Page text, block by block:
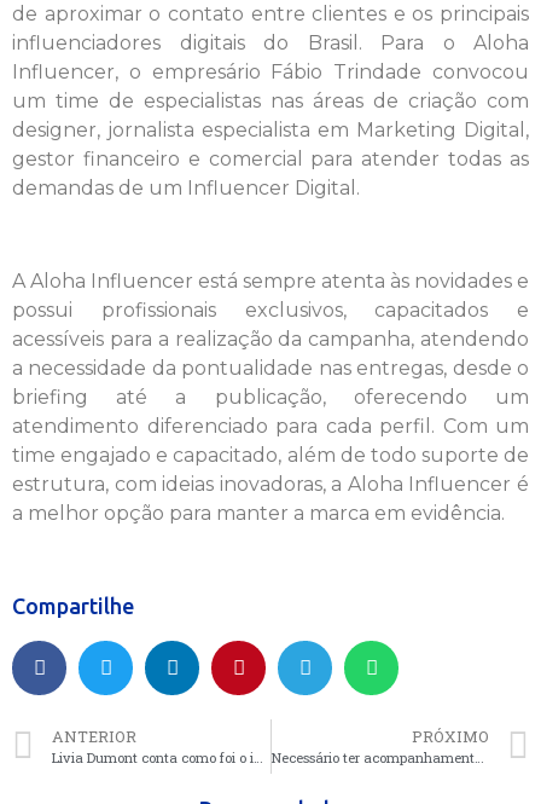
de aproximar o contato entre clientes e os principais
influenciadores digitais do Brasil. Para o Aloha
Influencer, o empresário Fábio Trindade convocou
um time de especialistas nas áreas de criação com
designer, jornalista especialista em Marketing Digital,
gestor financeiro e comercial para atender todas as
demandas de um Influencer Digital.
A Aloha Influencer está sempre atenta às novidades e
possui profissionais exclusivos, capacitados e
acessíveis para a realização da campanha, atendendo
a necessidade da pontualidade nas entregas, desde o
briefing até a publicação, oferecendo um
atendimento diferenciado para cada perfil. Com um
time engajado e capacitado, além de todo suporte de
estrutura, com ideias inovadoras, a Aloha Influencer é
a melhor opção para manter a marca em evidência.
Compartilhe
ANTERIOR PRÓXIMO
Necessário ter acompanhamento emocional afirmar influencer Marcelo Bianchini